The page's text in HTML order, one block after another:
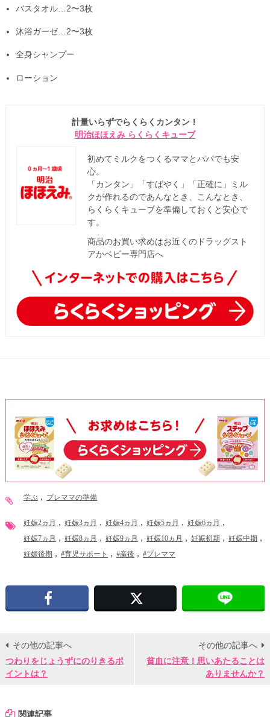
バスタオル…2〜3枚
沐浴ガーゼ…2〜3枚
全身シャンプー
ローション
計量いらずでらくらくカンタン！
明治ほほえみ らくらくキューブ
初めてミルクをつくるママとパパでも安
心。
「カンタン」「すばやく」「正確に」ミル
クが作れるのであんなとき、こんなとき、
らくらくキューブを準備しておくと安心で
す。
商品のお買い求めはお近くのドラッグスト
アかベビー専門店へ
学ぶ プレママの準備
妊娠2ヵ月 妊娠3ヵ月 妊娠4ヵ月 妊娠5ヵ月 妊娠6ヵ月
妊娠7ヵ月 妊娠8ヵ月 妊娠9ヵ月 妊娠10ヵ月 妊娠初期 妊娠中期
妊娠後期 #育児サポート #産後 #プレママ
その他の記事へ
つわりをじょうずにのりきるポ
イントは？
その他の記事へ
貧血に注意！思いあたることは
ありませんか？
関連記事